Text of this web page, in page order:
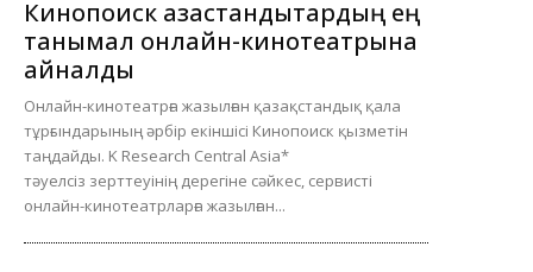
Кинопоиск қазақстандықтардың ең
танымал онлайн-кинотеатрына
айналды
Онлайн-кинотеатрға жазылған қазақстандық қала
тұрғындарының әрбір екіншісі Кинопоиск қызметін
таңдайды. K Research Central Asia*
тәуелсіз зерттеуінің дерегіне сәйкес, сервисті
онлайн-кинотеатрларға жазылған...